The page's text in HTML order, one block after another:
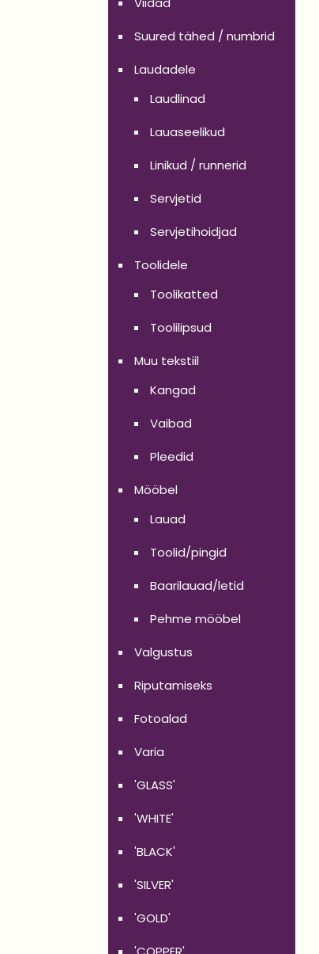
Suured tähed / numbrid
Laudadele
Laudlinad
Lauaseelikud
Linikud / runnerid
Servjetid
Servjetihoidjad
Toolidele
Toolikatted
Toolilipsud
Muu tekstiil
Kangad
Vaibad
Pleedid
Mööbel
Lauad
Toolid/pingid
Baarilauad/letid
Pehme mööbel
Valgustus
Riputamiseks
Fotoalad
Varia
'GLASS'
'WHITE'
'BLACK'
'SILVER'
'GOLD'